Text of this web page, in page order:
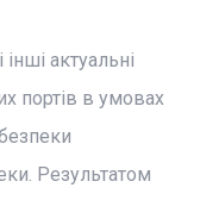
актуальні
портів в умовах
Результатом